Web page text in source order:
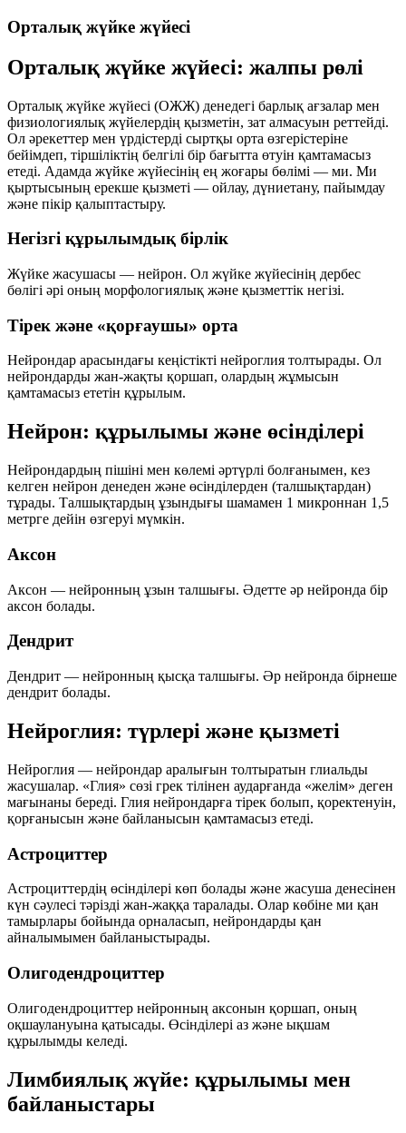
Орталық жүйке жүйесі
Орталық жүйке жүйесі: жалпы рөлі
Орталық жүйке жүйесі (ОЖЖ) денедегі барлық ағзалар мен
физиологиялық жүйелердің қызметін, зат алмасуын реттейді.
Ол әрекеттер мен үрдістерді сыртқы орта өзгерістеріне
бейімдеп, тіршіліктің белгілі бір бағытта өтуін қамтамасыз
етеді. Адамда жүйке жүйесінің ең жоғары бөлімі — ми. Ми
қыртысының ерекше қызметі — ойлау, дүниетану, пайымдау
және пікір қалыптастыру.
Негізгі құрылымдық бірлік
Жүйке жасушасы — нейрон. Ол жүйке жүйесінің дербес
бөлігі әрі оның морфологиялық және қызметтік негізі.
Тірек және «қорғаушы» орта
Нейрондар арасындағы кеңістікті нейроглия толтырады. Ол
нейрондарды жан-жақты қоршап, олардың жұмысын
қамтамасыз ететін құрылым.
Нейрон: құрылымы және өсінділері
Нейрондардың пішіні мен көлемі әртүрлі болғанымен, кез
келген нейрон денеден және өсінділерден (талшықтардан)
тұрады. Талшықтардың ұзындығы шамамен 1 микроннан 1,5
метрге дейін өзгеруі мүмкін.
Аксон
Аксон — нейронның ұзын талшығы. Әдетте әр нейронда бір
аксон болады.
Дендрит
Дендрит — нейронның қысқа талшығы. Әр нейронда бірнеше
дендрит болады.
Нейроглия: түрлері және қызметі
Нейроглия — нейрондар аралығын толтыратын глиальды
жасушалар. «Глия» сөзі грек тілінен аударғанда «желім» деген
мағынаны береді. Глия нейрондарға тірек болып, қоректенуін,
қорғанысын және байланысын қамтамасыз етеді.
Астроциттер
Астроциттердің өсінділері көп болады және жасуша денесінен
күн сәулесі тәрізді жан-жаққа таралады. Олар көбіне ми қан
тамырлары бойында орналасып, нейрондарды қан
айналымымен байланыстырады.
Олигодендроциттер
Олигодендроциттер нейронның аксонын қоршап, оның
оқшаулануына қатысады. Өсінділері аз және ықшам
құрылымды келеді.
Лимбиялық жүйе: құрылымы мен
байланыстары